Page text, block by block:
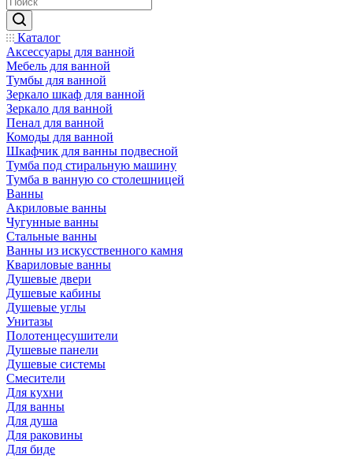
Каталог
Аксессуары для ванной
Мебель для ванной
Тумбы для ванной
Зеркало шкаф для ванной
Зеркало для ванной
Пенал для ванной
Комоды для ванной
Шкафчик для ванны подвесной
Тумба под стиральную машину
Тумба в ванную со столешницей
Ванны
Акриловые ванны
Чугунные ванны
Стальные ванны
Ванны из искусственного камня
Квариловые ванны
Душевые двери
Душевые кабины
Душевые углы
Унитазы
Полотенцесушители
Душевые панели
Душевые системы
Смесители
Для кухни
Для ванны
Для душа
Для раковины
Для биде